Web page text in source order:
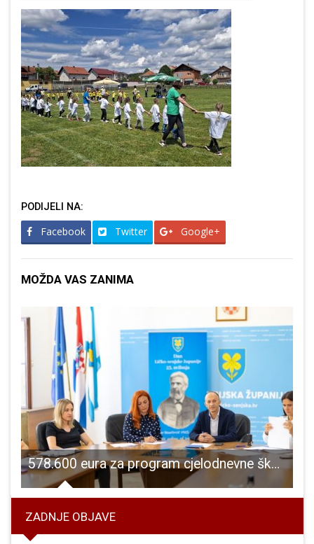
PODIJELI NA:
Facebook Twitter Google+
MOŽDA VAS ZANIMA
578.600 eura za program cjelodnevne škole u Senju i Lovincu
ZADNJE OBJAVE